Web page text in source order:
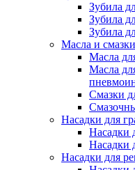
Зубила
Зубила
Зубила
Масла и смазки
Масла
Масла
Смазки
Насадки для
Насадки
Насадки
Насадки для